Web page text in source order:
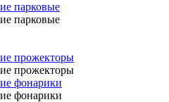
парковые
парковые
прожекторы
прожекторы
фонарики
фонарики